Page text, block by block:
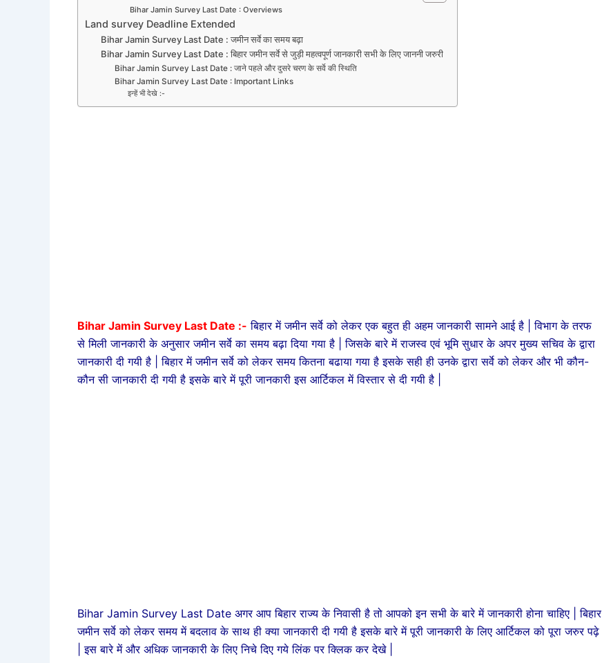
Bihar Jamin Survey Last Date : Overviews
Land survey Deadline Extended
Bihar Jamin Survey Last Date : जमीन सर्वे का समय बढ़ा
Bihar Jamin Survey Last Date : बिहार जमीन सर्वे से जुड़ी महत्वपूर्ण जानकारी सभी के लिए जाननी जरुरी
Bihar Jamin Survey Last Date : जाने पहले और दुसरे चरण के सर्वे की स्थिति
Bihar Jamin Survey Last Date : Important Links
इन्हें भी देखे :-
Bihar Jamin Survey Last Date :- बिहार में जमीन सर्वे को लेकर एक बहुत ही अहम जानकारी सामने आई है | विभाग के तरफ
से मिली जानकारी के अनुसार जमीन सर्वे का समय बढ़ा दिया गया है | जिसके बारे में राजस्व एवं भूमि सुधार के अपर मुख्य सचिव के द्वारा
जानकारी दी गयी है | बिहार में जमीन सर्वे को लेकर समय कितना बढाया गया है इसके सही ही उनके द्वारा सर्वे को लेकर और भी कौन-
कौन सी जानकारी दी गयी है इसके बारे में पूरी जानकारी इस आर्टिकल में विस्तार से दी गयी है |
Bihar Jamin Survey Last Date अगर आप बिहार राज्य के निवासी है तो आपको इन सभी के बारे में जानकारी होना चाहिए | बिहार
जमीन सर्वे को लेकर समय में बदलाव के साथ ही क्या जानकारी दी गयी है इसके बारे में पूरी जानकारी के लिए आर्टिकल को पूरा जरुर पढ़े
| इस बारे में और अधिक जानकारी के लिए निचे दिए गये लिंक पर क्लिक कर देखे |